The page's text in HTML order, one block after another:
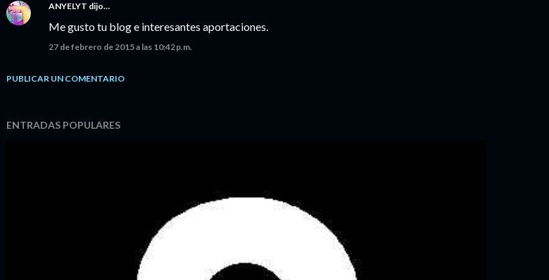
ANYELYT dijo…
Me gusto tu blog e interesantes aportaciones.
27 de febrero de 2015 a las 10:42 p.m.
PUBLICAR UN COMENTARIO
ENTRADAS POPULARES